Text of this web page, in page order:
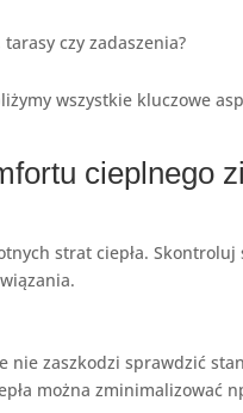
tarasy czy zadaszenia?
wszystkie kluczowe
cieplnego
strat ciepła.
nie zaszkodzi sprawdzić
można zminimalizować